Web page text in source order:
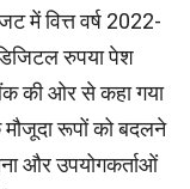
में वित्त वर्ष 2022-
रुपया पेश
की ओर से कहा गया
मौजूदा रूपों को बदलने
और उपयोगकर्ताओं